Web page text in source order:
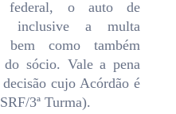
federal, o auto de
inclusive a multa
como também
do sócio. Vale a pena
cujo Acórdão é
3ª Turma).